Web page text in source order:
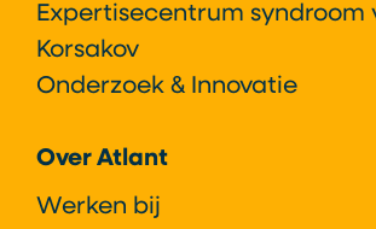
Expertisecentrum syndroom
Korsakov
Onderzoek & Innovatie
Over Atlant
Werken bij